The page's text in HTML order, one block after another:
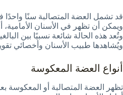
قد تشمل العضة المتصالبة سنًا
ويمكن أن تظهر في الأسنان الأمامية،
وتُعد هذه الحالة شائعة نسبيًا بين
ويُشاهدها طبيب الأسنان وأخصائي
أنواع العضة المعكوسة
تظهر العضة المتصالبة أو المعكوسة